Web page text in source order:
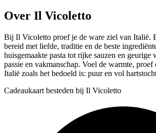
Over Il Vicoletto
Bij Il Vicoletto proef je de ware ziel van Italië.
bereid met liefde, traditie en de beste
huisgemaakte pasta tot rijke sauzen en geurige
passie en vakmanschap. Voel de warmte, proef
Italië zoals het bedoeld is: puur en vol
Cadeaukaart besteden bij Il Vicoletto